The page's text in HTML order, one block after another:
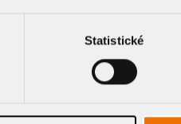
Statistické